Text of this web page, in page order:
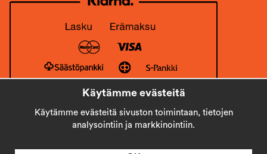
Käytämme evästeitä
Käytämme evästeitä sivuston toimintaan, tietojen
analysointiin ja markkinointiin.